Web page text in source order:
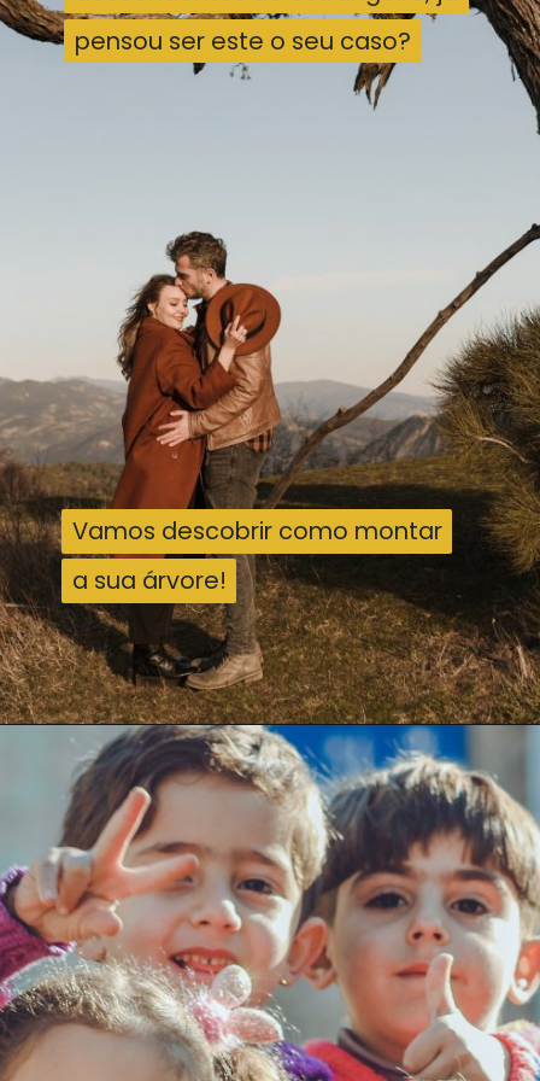
pensou ser este o seu caso?
pensou ser este o seu caso?
Vamos descobrir como montar
a sua árvore!
Vamos descobrir como montar
a sua árvore!